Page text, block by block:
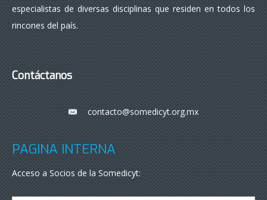
especialistas de diversas disciplinas que residen en todos los
rincones del país.
Contáctanos
___contacto@somedicyt.org.mx
PÁGINA INTERNA
Acceso a Socios de la Somedicyt: